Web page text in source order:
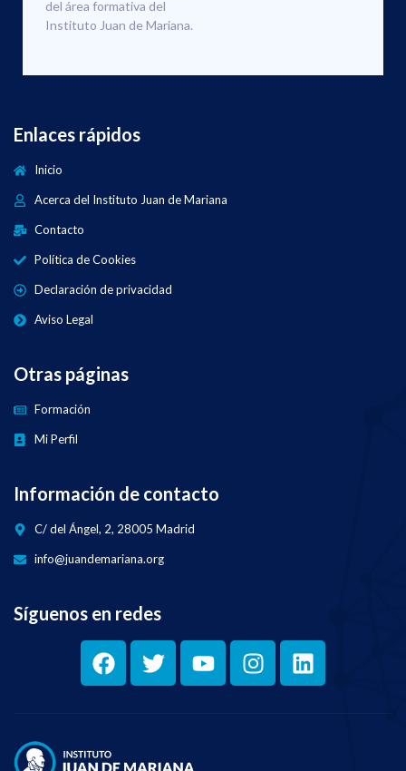
del área formativa del
Instituto Juan de Mariana.
Enlaces rápidos
Inicio
Acerca del Instituto Juan de Mariana
Contacto
Política de Cookies
Declaración de privacidad
Aviso Legal
Otras páginas
Formación
Mi Perfil
Información de contacto
C/ del Ángel, 2, 28005 Madrid
info@juandemariana.org
Síguenos en redes